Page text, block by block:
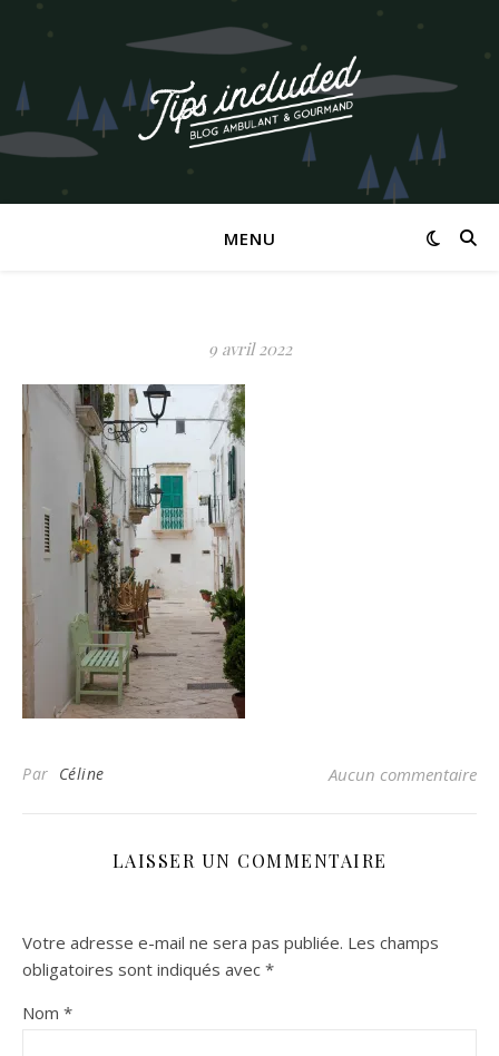
MENU
9 avril 2022
Par Céline Aucun commentaire
LAISSER UN COMMENTAIRE
Votre adresse e-mail ne sera pas publiée. Les champs
obligatoires sont indiqués avec *
Nom *